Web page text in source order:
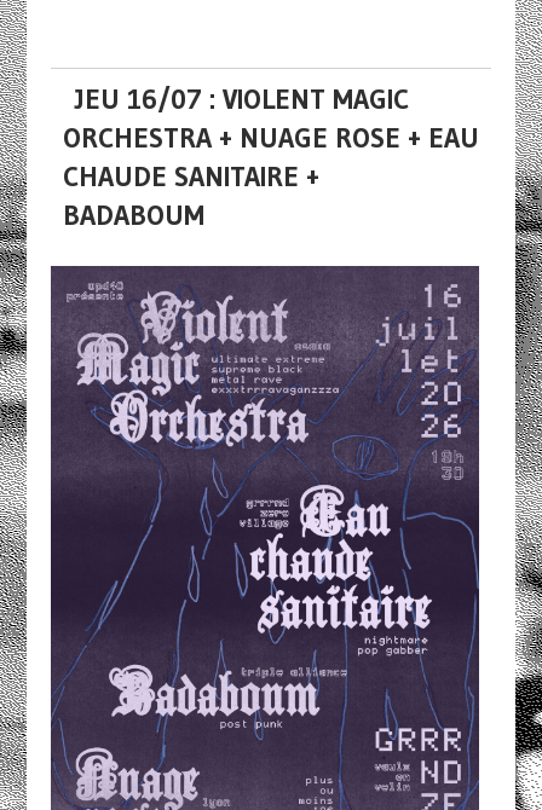
JEU 16/07 : VIOLENT MAGIC
ORCHESTRA + NUAGE ROSE + EAU
CHAUDE SANITAIRE +
BADABOUM